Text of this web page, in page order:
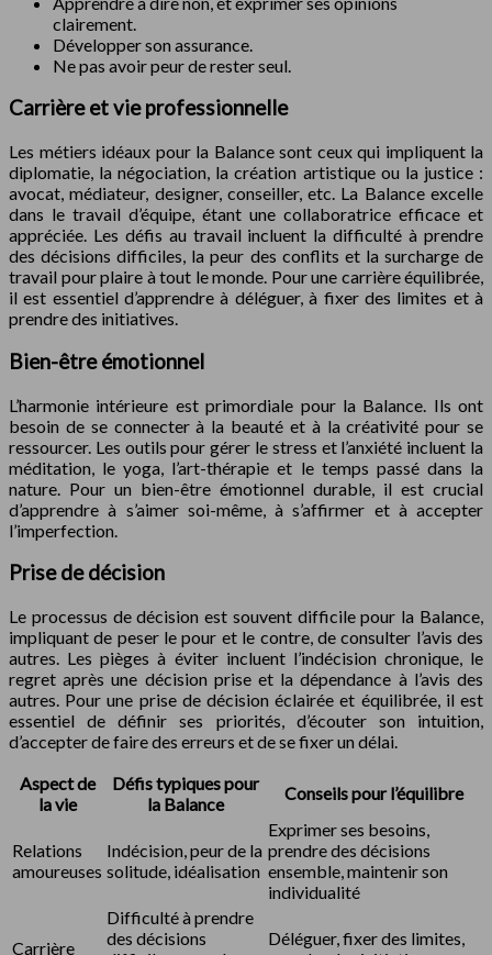
clairement.
Développer son assurance.
Ne pas avoir peur de rester seul.
Carrière et vie professionnelle
Les métiers idéaux pour la Balance sont ceux qui impliquent la
diplomatie, la négociation, la création artistique ou la justice :
avocat, médiateur, designer, conseiller, etc. La Balance excelle
dans le travail d’équipe, étant une collaboratrice efficace et
appréciée. Les défis au travail incluent la difficulté à prendre
des décisions difficiles, la peur des conflits et la surcharge de
travail pour plaire à tout le monde. Pour une carrière équilibrée,
il est essentiel d’apprendre à déléguer, à fixer des limites et à
prendre des initiatives.
Bien-être émotionnel
L’harmonie intérieure est primordiale pour la Balance. Ils ont
besoin de se connecter à la beauté et à la créativité pour se
ressourcer. Les outils pour gérer le stress et l’anxiété incluent la
méditation, le yoga, l’art-thérapie et le temps passé dans la
nature. Pour un bien-être émotionnel durable, il est crucial
d’apprendre à s’aimer soi-même, à s’affirmer et à accepter
l’imperfection.
Prise de décision
Le processus de décision est souvent difficile pour la Balance,
impliquant de peser le pour et le contre, de consulter l’avis des
autres. Les pièges à éviter incluent l’indécision chronique, le
regret après une décision prise et la dépendance à l’avis des
autres. Pour une prise de décision éclairée et équilibrée, il est
essentiel de définir ses priorités, d’écouter son intuition,
d’accepter de faire des erreurs et de se fixer un délai.
Aspect de
la vie
Défis typiques pour
la Balance
Conseils pour l’équilibre
Relations
amoureuses
Indécision, peur de la
solitude, idéalisation
Exprimer ses besoins,
prendre des décisions
ensemble, maintenir son
individualité
Carrière
Difficulté à prendre
des décisions
Déléguer, fixer des limites,